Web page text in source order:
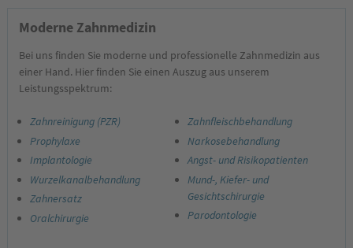
Moderne Zahnmedizin
Bei uns finden Sie moderne und professionelle Zahnmedizin aus
einer Hand. Hier finden Sie einen Auszug aus unserem
Leistungsspektrum:
Zahnreinigung (PZR)
Prophylaxe
Implantologie
Wurzelkanalbehandlung
Zahnersatz
Oralchirurgie
Zahnfleischbehandlung
Narkosebehandlung
Angst- und Risikopatienten
Mund-, Kiefer- und
Gesichtschirurgie
Parodontologie